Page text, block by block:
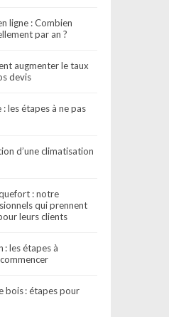
ligne : Combien
par an ?
augmenter le taux
devis
les étapes à ne pas
d’une climatisation
: notre
qui prennent
leurs clients
: les étapes à
bois : étapes pour